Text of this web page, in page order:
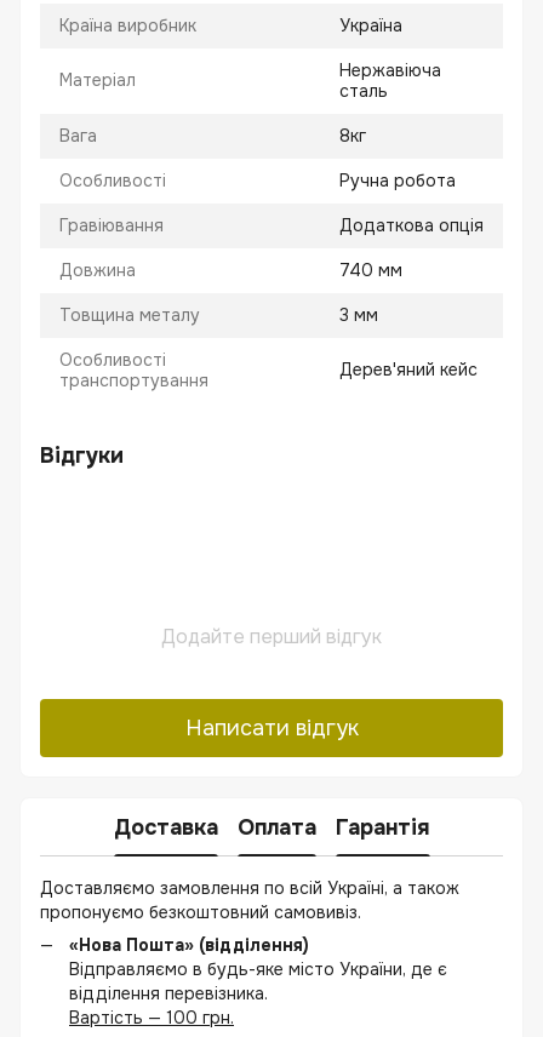
Країна виробник Україна
Матеріал
Нержавіюча
сталь
Вага 8кг
Особливості Ручна робота
Гравіювання Додаткова опція
Довжина 740 мм
Товщина металу 3 мм
Особливості
транспортування
Дерев'яний кейс
Відгуки
Додайте перший відгук
Написати відгук
Доставка Оплата Гарантія
Доставляємо замовлення по всій Україні, а також
пропонуємо безкоштовний самовивіз.
«Нова Пошта» (відділення)
Відправляємо в будь-яке місто України, де є
відділення перевізника.
Вартість — 100 грн.